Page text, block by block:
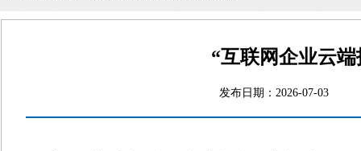
“互联网企业云
发布日期：2026-